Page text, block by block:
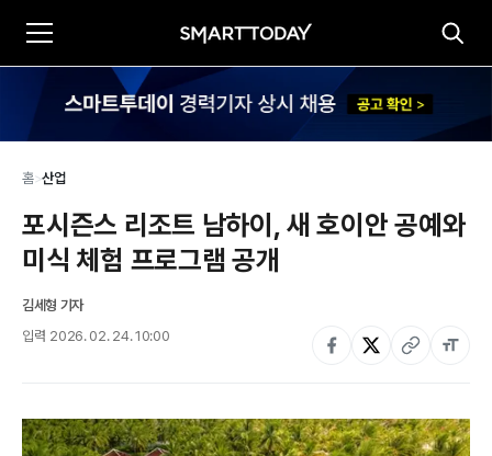
홈>산업
포시즌스 리조트 남하이, 새 호이안 공예와
미식 체험 프로그램 공개
김세형 기자
입력 2026. 02. 24. 10:00